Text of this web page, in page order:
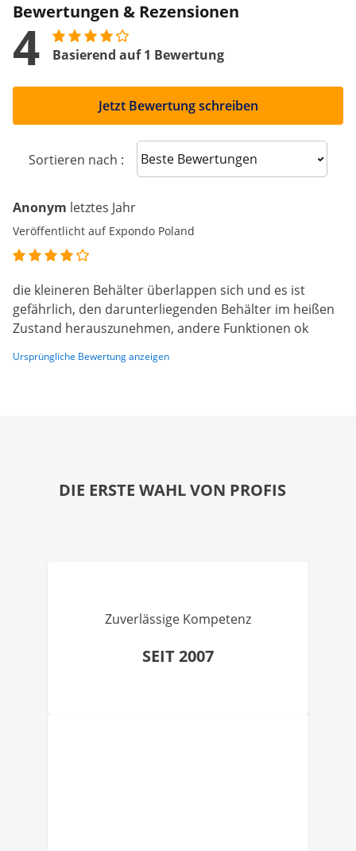
Bewertungen & Rezensionen
4 Basierend auf 1 Bewertung
Jetzt Bewertung schreiben
Sortieren nach : Sort reviews
Anonym letztes Jahr
Veröffentlicht auf Expondo Poland
die kleineren Behälter überlappen sich und es ist
gefährlich, den darunterliegenden Behälter im heißen
Zustand herauszunehmen, andere Funktionen ok
Ursprüngliche Bewertung anzeigen
DIE ERSTE WAHL VON PROFIS
Zuverlässige Kompetenz
SEIT 2007